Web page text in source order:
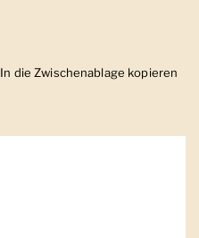
In die Zwischenablage kopieren